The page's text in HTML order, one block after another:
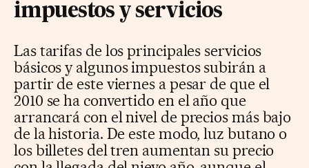
impuestos y servicios
Las tarifas de los principales servicios
básicos y algunos impuestos subirán a
partir de este viernes a pesar de que el
2010 se ha convertido en el año que
arrancará con el nivel de precios más bajo
de la historia. De este modo, luz butano o
los billetes del tren aumentan su precio